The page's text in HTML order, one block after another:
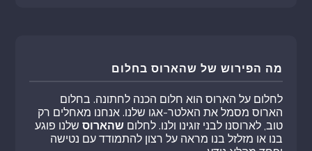
מה הפירוש של שהארוס בחלום
לחלום על הארוס הוא חלום הכנה לחתונה. בחלום
הארוס מסמל את האלטר-אגו שלנו. אנחנו מאחלים רק
טוב, לארוסנו לבני זוגינו ולנו. לחלוםשהארוס שלנו פוגע
בנו או מזלזל בנו מראה על רצון להתמודד עם נטישה